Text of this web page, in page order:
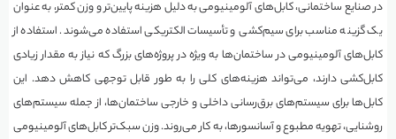
در صنایع ساختمانی، کابل‌های آلومینیومی به دلیل هزینه پایین‌تر و وزن کمتر، به عنوان
یک گزینه مناسب برای سیم‌کشی و تأسیسات الکتریکی استفاده می‌شوند. استفاده از
کابل‌های آلومینیومی در ساختمان‌ها به ویژه در پروژه‌های بزرگ که نیاز به مقدار زیادی
کابل‌کشی دارند، می‌تواند هزینه‌های کلی را به طور قابل توجهی کاهش دهد. این
کابل‌ها برای سیستم‌های برق‌رسانی داخلی و خارجی ساختمان‌ها، از جمله سیستم‌های
روشنایی، تهویه مطبوع و آسانسورها، به کار می‌روند. وزن سبک‌تر کابل‌های آلومینیومی